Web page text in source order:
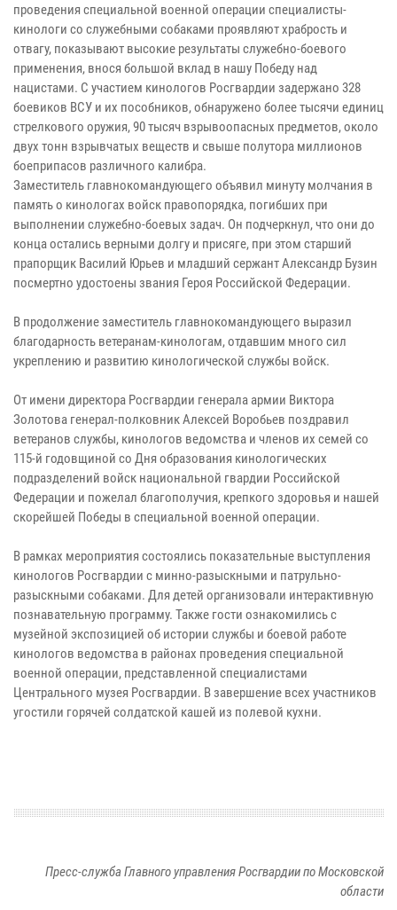
проведения специальной военной операции специалисты-
кинологи со служебными собаками проявляют храбрость и
отвагу, показывают высокие результаты служебно-боевого
применения, внося большой вклад в нашу Победу над
нацистами. С участием кинологов Росгвардии задержано 328
боевиков ВСУ и их пособников, обнаружено более тысячи единиц
стрелкового оружия, 90 тысяч взрывоопасных предметов, около
двух тонн взрывчатых веществ и свыше полутора миллионов
боеприпасов различного калибра.
Заместитель главнокомандующего объявил минуту молчания в
память о кинологах войск правопорядка, погибших при
выполнении служебно-боевых задач. Он подчеркнул, что они до
конца остались верными долгу и присяге, при этом старший
прапорщик Василий Юрьев и младший сержант Александр Бузин
посмертно удостоены звания Героя Российской Федерации.
В продолжение заместитель главнокомандующего выразил
благодарность ветеранам-кинологам, отдавшим много сил
укреплению и развитию кинологической службы войск.
От имени директора Росгвардии генерала армии Виктора
Золотова генерал-полковник Алексей Воробьев поздравил
ветеранов службы, кинологов ведомства и членов их семей со
115-й годовщиной со Дня образования кинологических
подразделений войск национальной гвардии Российской
Федерации и пожелал благополучия, крепкого здоровья и нашей
скорейшей Победы в специальной военной операции.
В рамках мероприятия состоялись показательные выступления
кинологов Росгвардии с минно-разыскными и патрульно-
разыскными собаками. Для детей организовали интерактивную
познавательную программу. Также гости ознакомились с
музейной экспозицией об истории службы и боевой работе
кинологов ведомства в районах проведения специальной
военной операции, представленной специалистами
Центрального музея Росгвардии. В завершение всех участников
угостили горячей солдатской кашей из полевой кухни.
Пресс-служба Главного управления Росгвардии по Московской
области